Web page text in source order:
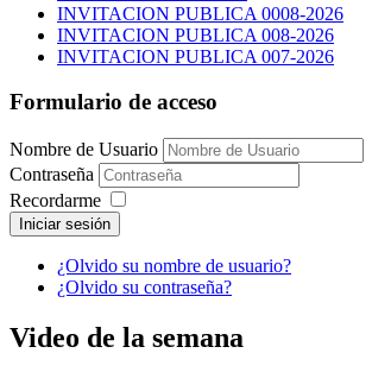
INVITACION PUBLICA 0008-2026
INVITACION PUBLICA 008-2026
INVITACION PUBLICA 007-2026
Formulario de acceso
Nombre de Usuario
Contraseña
Recordarme
Iniciar sesión
¿Olvido su nombre de usuario?
¿Olvido su contraseña?
Video de la semana